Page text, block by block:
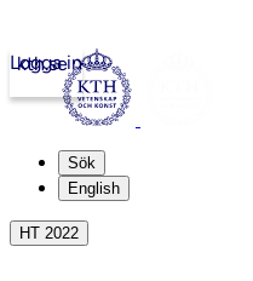
kth.se
Logga in
Sök
English
HT 2022